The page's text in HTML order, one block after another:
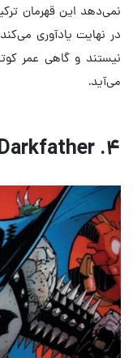
نمی‌دهد این قهرمان
در نهایت یادآوری
نیستند و گاهی عمر
می‌آید.
۴. Darkfather